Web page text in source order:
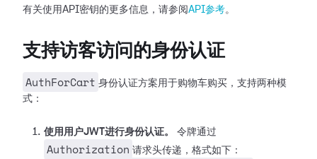
有关使用API密钥的更多信息，请参阅 API参考。
支持访客访问的身份认证
AuthForCart 身份认证方案用于购物车购买，支持两种模
式：
使用用户JWT进行身份认证。 令牌通过
Authorization 请求头传递，格式如下：